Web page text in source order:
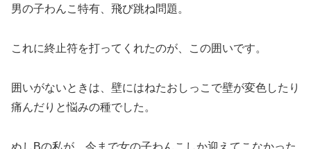
男の子わんこ特有、飛び跳ね問題。
これに終止符を打ってくれたのが、この囲いです。
囲いがないときは、壁にはねたおしっこで壁が変色したり
痛んだりと悩みの種でした。
ぬしBの私が、今まで女の子わんこしか迎えてこなかった